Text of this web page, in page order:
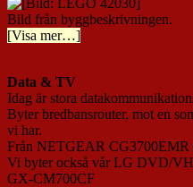
Bild från byggbeskrivningen.
[Visa mer…]
Data & TV
Idag är stora
Byter bredbansrouter, mot en
vi har.
Från NETGEAR CG3700EMR
Vi byter också vår LG DVD/
GX-CM700CF